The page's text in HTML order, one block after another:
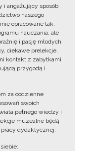
i angażujący sposób
naszego
opracowane tak,
nauczania, ale
i pasję młodych
ciekawe prelekcje,
kontakt z zabytkami
przygodą i
za codzienne
swoich
pełnego wiedzy i
muzealne będą
dydaktycznej.